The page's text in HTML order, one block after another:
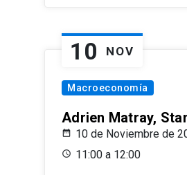
10 NOV
Macroeconomía
Adrien Matray,
10 de Noviembre de
11:00 a 12:00